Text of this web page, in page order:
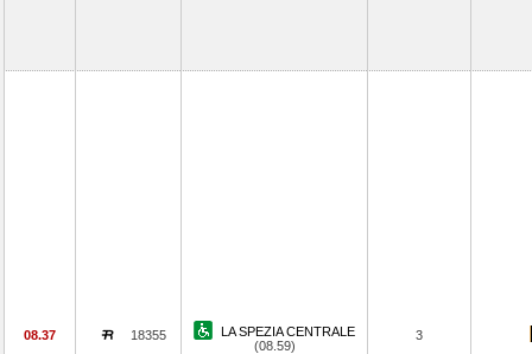
08.37 18355
LA SPEZIA CENTRALE
(08.59)
3